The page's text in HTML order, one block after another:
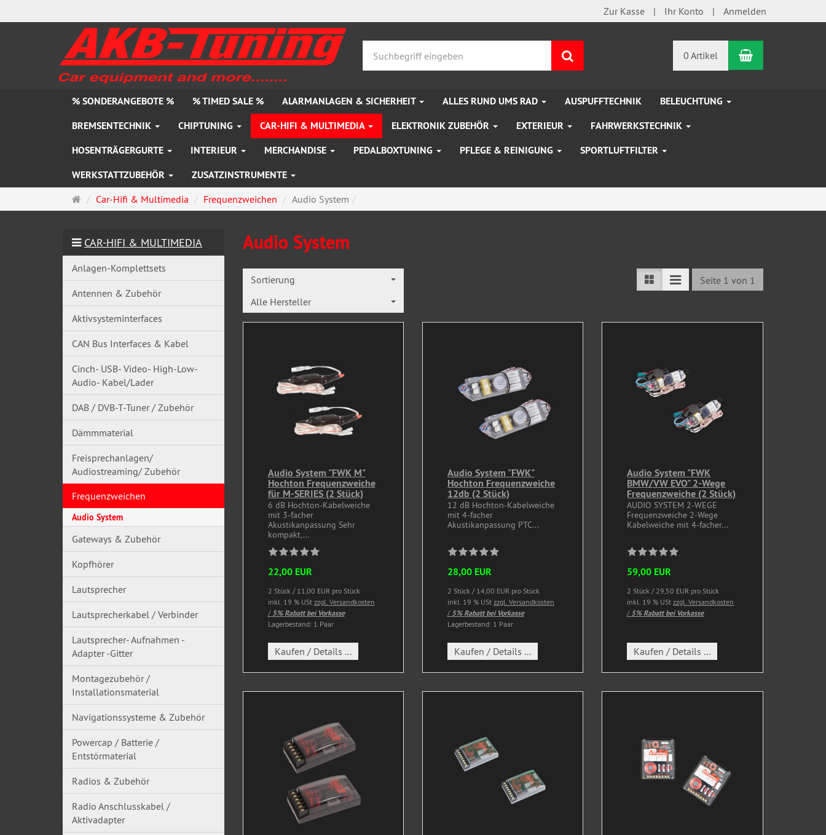
Zur Kasse Ihr Konto Anmelden
0 Artikel Warenkorb
% SONDERANGEBOTE % % TIMED SALE % ALARMANLAGEN & SICHERHEIT ALLES RUND UMS RAD AUSPUFFTECHNIK
BELEUCHTUNG
BREMSENTECHNIK
CHIPTUNING CAR-HIFI & MULTIMEDIA ELEKTRONIK ZUBEHÖR EXTERIEUR
FAHRWERKSTECHNIK
HOSENTRÄGERGURTE
INTERIEUR MERCHANDISE PEDALBOXTUNING PFLEGE & REINIGUNG
SPORTLUFTFILTER
WERKSTATTZUBEHÖR
ZUSATZINSTRUMENTE
Startseite
Car-Hifi & Multimedia Frequenzweichen Audio System
Audio System
Sortierung
Alle Hersteller
Seite 1 von 1
Audio System "FWK M"
Hochton Frequenzweiche
für M-SERIES (2 Stück)
6 dB Hochton-Kabelweiche
mit 3-facher
Akustikanpassung Sehr
kompakt,...
22,00 EUR
2 Stück / 11,00 EUR pro Stück
inkl. 19 % USt zzgl. Versandkosten
/ 5% Rabatt bei Vorkasse
Lagerbestand: 1 Paar
Kaufen / Details ...
Audio System "FWK"
Hochton Frequenzweiche
12db (2 Stück)
12 dB Hochton-Kabelweiche
mit 4-facher
Akustikanpassung PTC...
28,00 EUR
2 Stück / 14,00 EUR pro Stück
inkl. 19 % USt zzgl. Versandkosten
/ 5% Rabatt bei Vorkasse
Lagerbestand: 1 Paar
Kaufen / Details ...
Audio System "FWK
BMW/VW EVO" 2-Wege
Frequenzweiche (2 Stück)
AUDIO SYSTEM 2-WEGE
Frequenzweiche 2-Wege
Kabelweiche mit 4-facher...
59,00 EUR
2 Stück / 29,50 EUR pro Stück
inkl. 19 % UStzzgl. Versandkosten
/ 5% Rabatt bei Vorkasse
Kaufen / Details ...
CAR-HIFI & MULTIMEDIA
Anlagen-Komplettsets
Antennen & Zubehör
Aktivsysteminterfaces
CAN Bus Interfaces & Kabel
Cinch- USB- Video- High-Low-
Audio- Kabel/Lader
DAB / DVB-T-Tuner / Zubehör
Dämmmaterial
Freisprechanlagen/
Audiostreaming/ Zubehör
Frequenzweichen
Audio System
Gateways & Zubehör
Kopfhörer
Lautsprecher
Lautsprecherkabel / Verbinder
Lautsprecher- Aufnahmen -
Adapter -Gitter
Montagezubehör /
Installationsmaterial
Navigationssysteme & Zubehör
Powercap / Batterie /
Entstörmaterial
Radios & Zubehör
Radio Anschlusskabel /
Aktivadapter